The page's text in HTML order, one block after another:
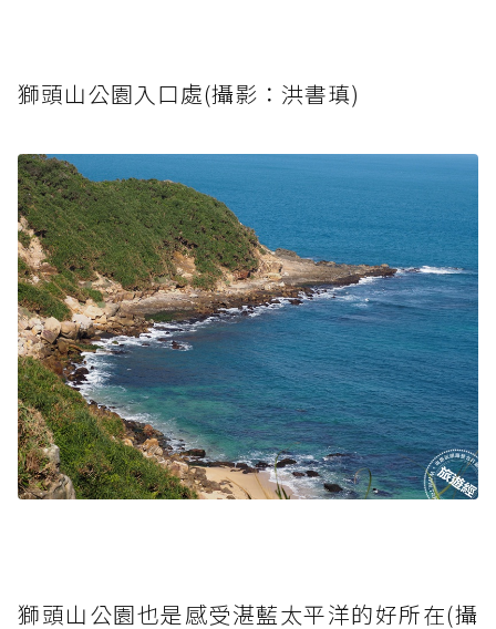
獅頭山公園入口處(攝影：洪書瑱)
獅頭山公園也是感受湛藍太平洋的好所在(攝